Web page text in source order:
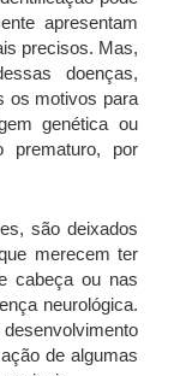
apresentam
precisos. Mas,
doenças,
os motivos para
genética ou
prematuro, por
são deixados
merecem ter
cabeça ou nas
neurológica.
de algumas